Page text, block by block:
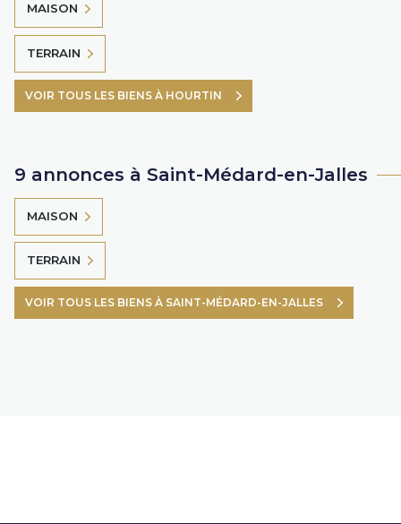
MAISON
TERRAIN
VOIR TOUS LES BIENS À HOURTIN
9 annonces à Saint-Médard-en-Jalles
MAISON
TERRAIN
VOIR TOUS LES BIENS À SAINT-MÉDARD-EN-JALLES